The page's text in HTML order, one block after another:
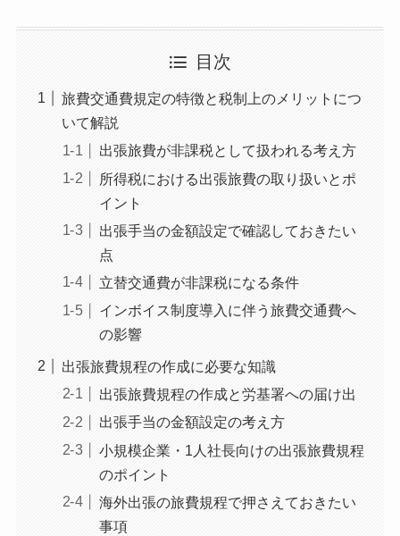
目次
旅費交通費規定の特徴と税制上のメリットにつ
いて解説
出張旅費が非課税として扱われる考え方
所得税における出張旅費の取り扱いとポ
イント
出張手当の金額設定で確認しておきたい
点
立替交通費が非課税になる条件
インボイス制度導入に伴う旅費交通費へ
の影響
出張旅費規程の作成に必要な知識
出張旅費規程の作成と労基署への届け出
出張手当の金額設定の考え方
小規模企業・1人社長向けの出張旅費規程
のポイント
海外出張の旅費規程で押さえておきたい
事項